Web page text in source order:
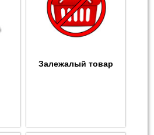
Залежалый товар